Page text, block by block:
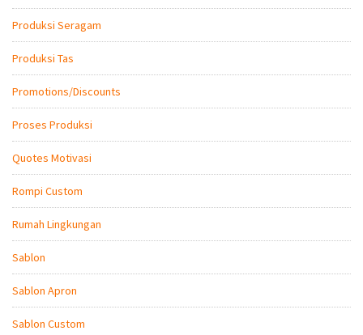
Produksi Seragam
Produksi Tas
Promotions/Discounts
Proses Produksi
Quotes Motivasi
Rompi Custom
Rumah Lingkungan
Sablon
Sablon Apron
Sablon Custom